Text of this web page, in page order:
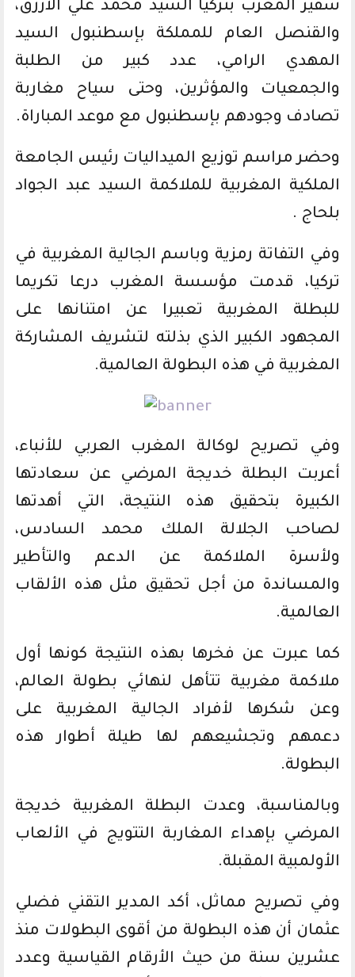
سفير المغرب بتركيا السيد محمد علي الأزرق،
والقنصل العام للمملكة بإسطنبول السيد
المهدي الرامي، عدد كبير من الطلبة
والجمعيات والمؤثرين، وحتى سياح مغاربة
تصادف وجودهم بإسطنبول مع موعد المباراة.
وحضر مراسم توزيع الميداليات رئيس الجامعة
الملكية المغربية للملاكمة السيد عبد الجواد
بلحاج .
وفي التفاتة رمزية وباسم الجالية المغربية في
تركيا، قدمت مؤسسة المغرب درعا تكريما
للبطلة المغربية تعبيرا عن امتنانها على
المجهود الكبير الذي بذلته لتشريف المشاركة
المغربية في هذه البطولة العالمية.
وفي تصريح لوكالة المغرب العربي للأنباء،
أعربت البطلة خديجة المرضي عن سعادتها
الكبيرة بتحقيق هذه النتيجة، التي أهدتها
لصاحب الجلالة الملك محمد السادس،
ولأسرة الملاكمة عن الدعم والتأطير
والمساندة من أجل تحقيق مثل هذه الألقاب
العالمية.
كما عبرت عن فخرها بهذه النتيجة كونها أول
ملاكمة مغربية تتأهل لنهائي بطولة العالم،
وعن شكرها لأفراد الجالية المغربية على
دعمهم وتجشيعهم لها طيلة أطوار هذه
البطولة.
وبالمناسبة، وعدت البطلة المغربية خديجة
المرضي بإهداء المغاربة التتويج في الألعاب
الأولمبية المقبلة.
وفي تصريح مماثل، أكد المدير التقني فضلي
عثمان أن هذه البطولة من أقوى البطولات منذ
عشرين سنة من حيث الأرقام القياسية وعدد